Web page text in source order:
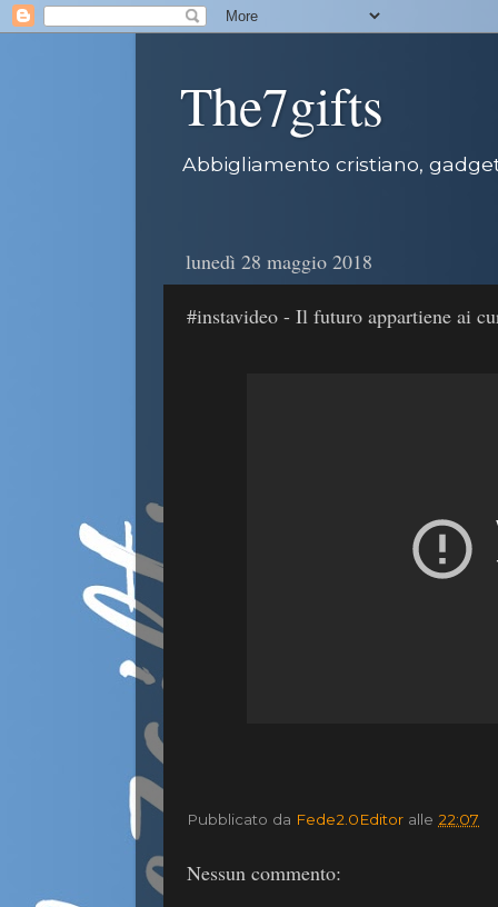
The7gifts
Abbigliamento cristiano,
lunedì 28 maggio 2018
#instavideo - Il futuro appartiene ai
Pubblicato da Fede2.0Editor alle 22:07
Nessun commento: